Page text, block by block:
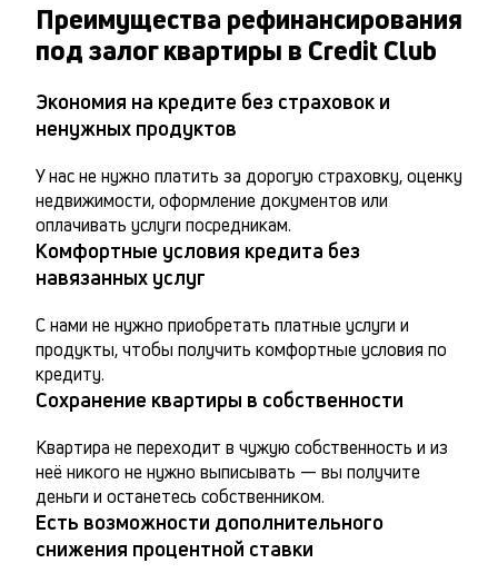
Преимущества рефинансирования
под залог квартиры в Credit Club
Экономия на кредите без страховок и
ненужных продуктов
У нас не нужно платить за дорогую страховку, оценку
недвижимости, оформление документов или
оплачивать услуги посредникам.
Комфортные условия кредита без
навязанных услуг
С нами не нужно приобретать платные услуги и
продукты, чтобы получить комфортные условия по
кредиту.
Сохранение квартиры в собственности
Квартира не переходит в чужую собственность и из
неё никого не нужно выписывать — вы получите
деньги и останетесь собственником.
Есть возможности дополнительного
снижения процентной ставки